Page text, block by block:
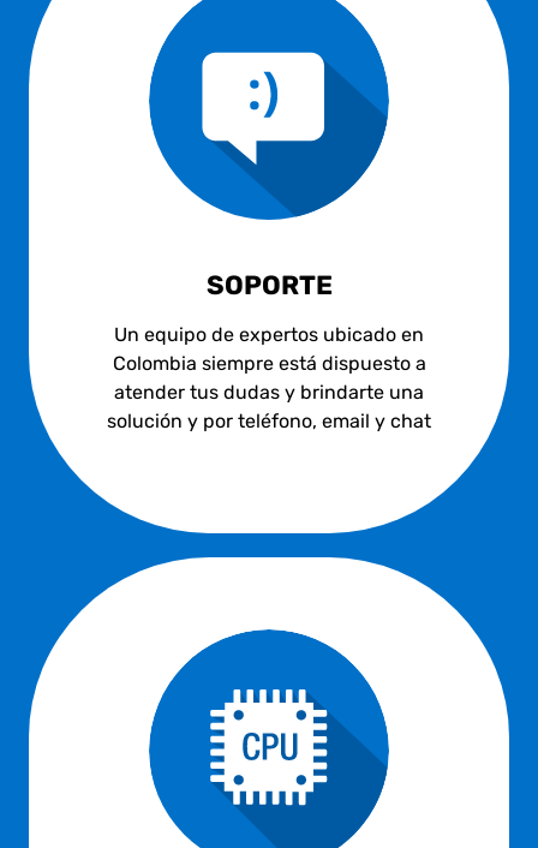
SOPORTE
Un equipo de expertos ubicado en
Colombia siempre está dispuesto a
atender tus dudas y brindarte una
solución y por teléfono, email y chat